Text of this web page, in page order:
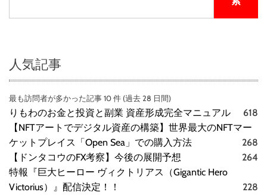
人気記事
最も訪問者が多かった記事 10 件 (過去 28 日間)
りもわのお金と投資と副業 資産形成完全マニュアル
618
【NFTアートでデジタル資産の構築】世界最大のNFTマー
ケットプレイス「Open Sea」での購入方法
268
【ドンタコウのFX考察】今後の展開予想
264
特報『巨大ヒーロー ヴィクトリアス（Gigantic Hero
Victorius）』配信決定！！
228